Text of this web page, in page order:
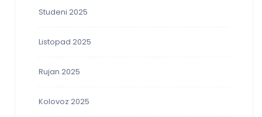
Studeni 2025
Listopad 2025
Rujan 2025
Kolovoz 2025